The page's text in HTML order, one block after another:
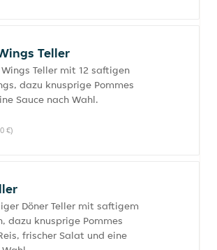
Teller
Wings Teller mit 12 saftigen
dazu knusprige Pommes
Sauce nach Wahl.
€)
Döner Teller mit saftigem
dazu knusprige Pommes
frischer Salat und eine